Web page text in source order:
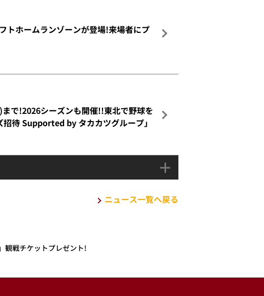
ホームランゾーンが登場!来場者にプ
で!2026シーズンも開催!!東北で野球を
待 Supported by タカカツグループ」
ニュース一覧へ戻る
観戦チケットプレゼント!